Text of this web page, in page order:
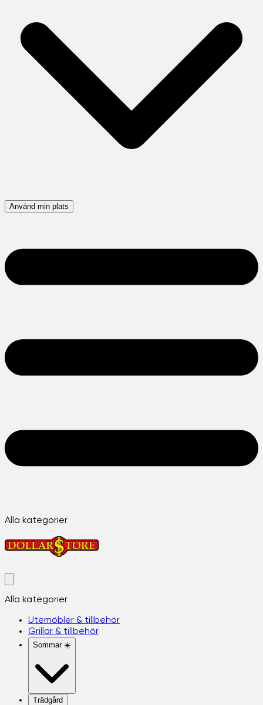
Använd min plats
Alla kategorier
Alla kategorier
Utemöbler & tillbehör
Grillar & tillbehör
Sommar ☀️
Trädgård